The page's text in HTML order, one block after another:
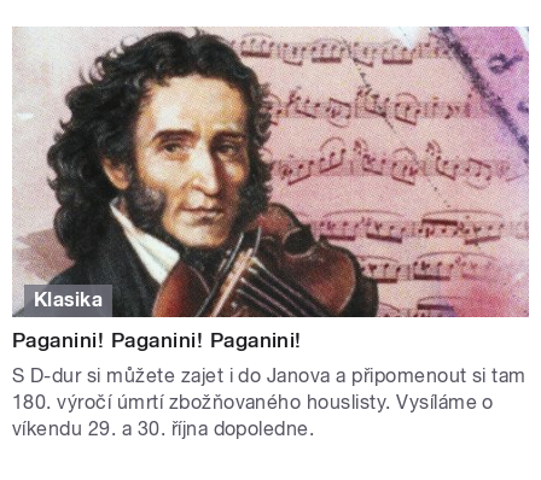
Klasika
Paganini! Paganini! Paganini!
S D-dur si můžete zajet i do Janova a připomenout si tam
180. výročí úmrtí zbožňovaného houslisty. Vysíláme o
víkendu 29. a 30. října dopoledne.